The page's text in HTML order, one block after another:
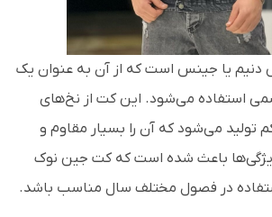
یا جینس است که از آن به عنوان یک
استفاده می‌شود. این کت از نخ‌های
می‌شود که آن را بسیار مقاوم و
باعث شده است که کت جین نوک
در فصول مختلف سال مناسب باشد.